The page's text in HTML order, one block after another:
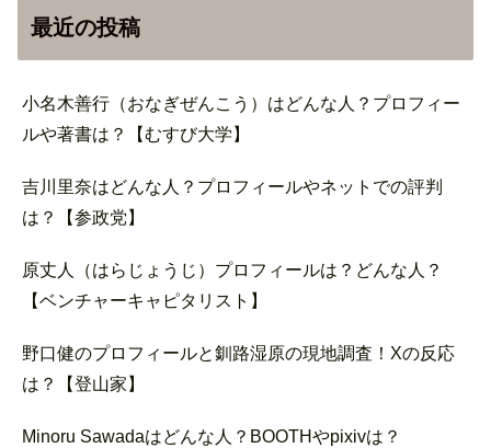
最近の投稿
小名木善行（おなぎぜんこう）はどんな人？プロフィー
ルや著書は？【むすび大学】
吉川里奈はどんな人？プロフィールやネットでの評判
は？【参政党】
原丈人（はらじょうじ）プロフィールは？どんな人？
【ベンチャーキャピタリスト】
野口健のプロフィールと釧路湿原の現地調査！Xの反応
は？【登山家】
Minoru Sawadaはどんな人？BOOTHやpixivは？